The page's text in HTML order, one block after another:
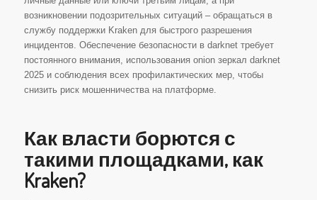
возникновении подозрительных ситуаций – обращаться в
службу поддержки Kraken для быстрого разрешения
инцидентов. Обеспечение безопасности в darknet требует
постоянного внимания, использования onion зеркал darknet
2025 и соблюдения всех профилактических мер, чтобы
снизить риск мошенничества на платформе.
Как власти борются с
такими площадками, как
Kraken?